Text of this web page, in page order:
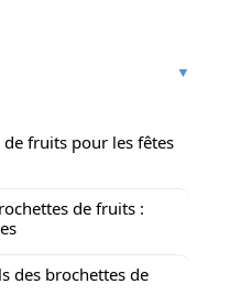
fruits pour les fêtes
de fruits :
des brochettes de